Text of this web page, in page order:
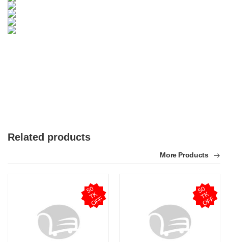
Related products
More Products
5
0
T
K
O
F
F
5
0
T
K
O
F
F